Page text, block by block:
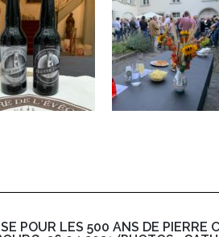
POUR LES 500 ANS DE PIERRE